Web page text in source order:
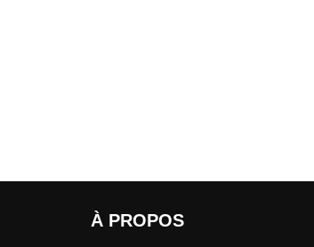
À PROPOS